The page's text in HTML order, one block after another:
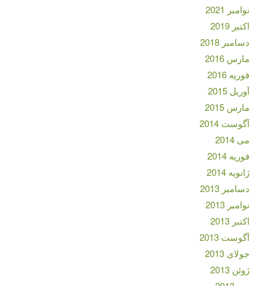
نوامبر 2021
اکتبر 2019
دسامبر 2018
مارس 2016
فوریه 2016
آوریل 2015
مارس 2015
آگوست 2014
می 2014
فوریه 2014
ژانویه 2014
دسامبر 2013
نوامبر 2013
اکتبر 2013
آگوست 2013
جولای 2013
ژوئن 2013